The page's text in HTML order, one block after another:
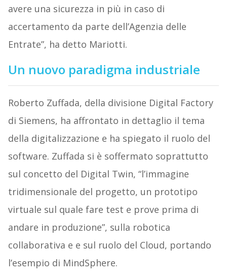
avere una sicurezza in più in caso di
accertamento da parte dell’Agenzia delle
Entrate”, ha detto Mariotti.
Un nuovo paradigma industriale
Roberto Zuffada, della divisione Digital Factory
di Siemens, ha affrontato in dettaglio il tema
della digitalizzazione e ha spiegato il ruolo del
software. Zuffada si è soffermato soprattutto
sul concetto del Digital Twin, “l’immagine
tridimensionale del progetto, un prototipo
virtuale sul quale fare test e prove prima di
andare in produzione”, sulla robotica
collaborativa e e sul ruolo del Cloud, portando
l’esempio di MindSphere.